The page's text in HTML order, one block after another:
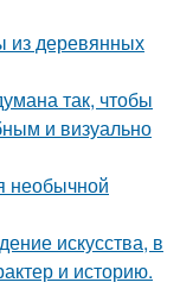
из деревянных
так, чтобы
и визуально
необычной
искусства, в
и историю.